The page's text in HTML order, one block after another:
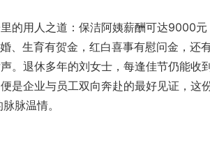
用人之道：保洁阿姨薪酬可达9000元
、生育有贺金，红白喜事有慰问金，还
。退休多年的刘女士，每逢佳节仍能收
是企业与员工双向奔赴的最好见证，这
脉温情。